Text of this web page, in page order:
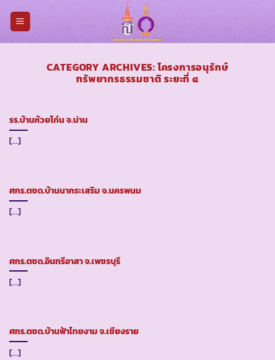
CATEGORY ARCHIVES:โครงการอนุรักษ์
ทรัพยากรธรรมชาติ ระยะที่ ๔
รร.บ้านห้วยโก๋น จ.น่าน
[...]
ศกร.ตชด.บ้านนากระเสริม จ.นครพนม
[...]
ศกร.ตชด.อินทรีอาสา จ.เพชรบุรี
[...]
ศกร.ตชด.บ้านฟ้าไทยงาม จ.เชียงราย
[...]